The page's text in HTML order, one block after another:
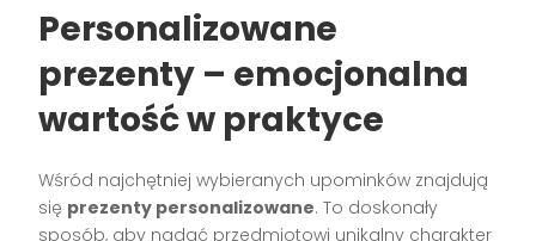
Personalizowane
prezenty – emocjonalna
wartość w praktyce
Wśród najchętniej wybieranych upominków znajdują
się prezenty personalizowane. To doskonały
sposób, aby nadać przedmiotowi unikalny charakter